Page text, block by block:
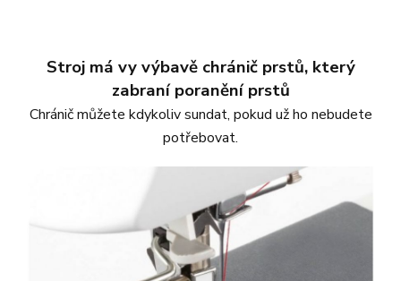
Stroj má vy výbavě chránič prstů, který
zabraní poranění prstů
Chránič můžete kdykoliv sundat, pokud už ho nebudete
potřebovat.